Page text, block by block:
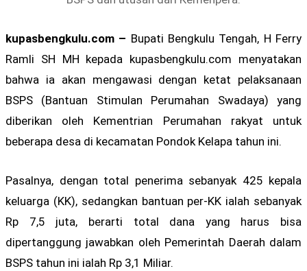
kupasbengkulu.com – Bupati Bengkulu Tengah, H Ferry
Ramli SH MH kepada kupasbengkulu.com menyatakan
bahwa ia akan mengawasi dengan ketat pelaksanaan
BSPS (Bantuan Stimulan Perumahan Swadaya) yang
diberikan oleh Kementrian Perumahan rakyat untuk
beberapa desa di kecamatan Pondok Kelapa tahun ini.
Pasalnya, dengan total penerima sebanyak 425 kepala
keluarga (KK), sedangkan bantuan per-KK ialah sebanyak
Rp 7,5 juta, berarti total dana yang harus bisa
dipertanggung jawabkan oleh Pemerintah Daerah dalam
BSPS tahun ini ialah Rp 3,1 Miliar.